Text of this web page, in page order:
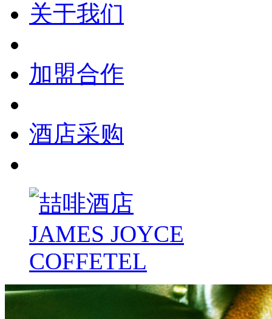
关于我们
加盟合作
酒店采购